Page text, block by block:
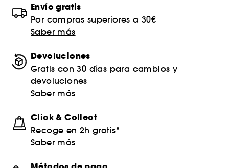
Envío gratis
Por compras superiores a 30€
Saber más
Devoluciones
Gratis con 30 días para cambios y
devoluciones
Saber más
Click & Collect
Recoge en 2h gratis*
Saber más